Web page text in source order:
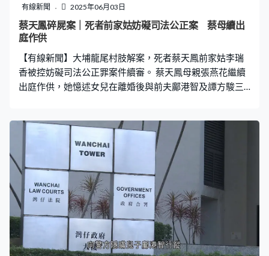
有線新聞 2025年06月03日
蔡天鳳碎屍案｜死者前家姑妨礙司法公正案 蔡母續出
庭作供
【有線新聞】大埔龍尾村肢解案，死者蔡天鳳前家姑李瑞
香被控妨礙司法公正罪案件續審。 蔡天鳳母親張燕花繼續
出庭作供，她憶述女兒在離婚後與前夫鄺港智及譚方駿三
被告破產後，在2015年與兩個孫兒在加多利山住所居住，
而所有開支包括工人都是由蔡天鳳支付，並每月給約5萬元
被告作為照顧孫兒的工作費，她形容被告不當孫女是人對
待，把她困在廁所又經常大聲責罵，但自己與被告關係很
好。